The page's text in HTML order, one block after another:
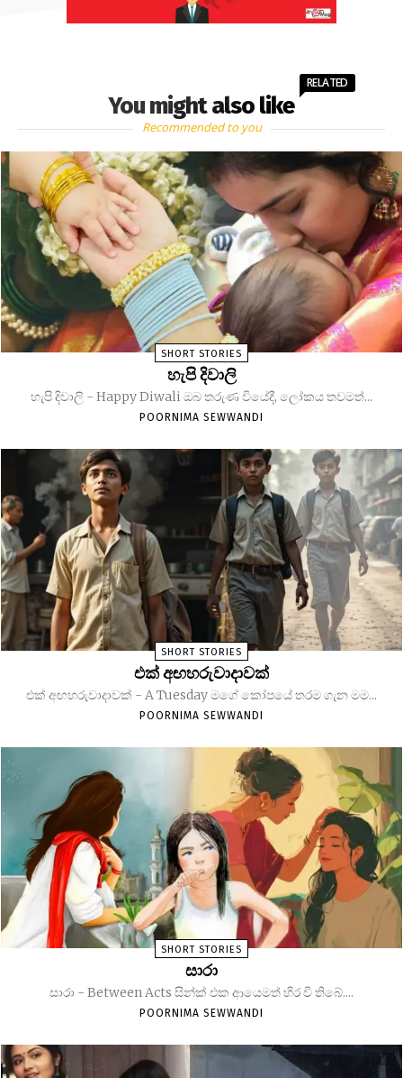
You might also like
RELATED
Recommended to you
SHORT STORIES
හැපි දිවාලි
හැපි දිවාලි - Happy Diwali ඔබ තරුණ වියේදී, ලෝකය තවමත්...
POORNIMA SEWWANDI
SHORT STORIES
එක් අඟහරුවාදාවක්
එක් අඟහරුවාදාවක් - A Tuesday මගේ කෝපයේ තරම ගැන මම...
POORNIMA SEWWANDI
SHORT STORIES
සාරා
සාරා - Between Acts සින්ක් එක ආයෙමත් හිර වී තිබේ....
POORNIMA SEWWANDI